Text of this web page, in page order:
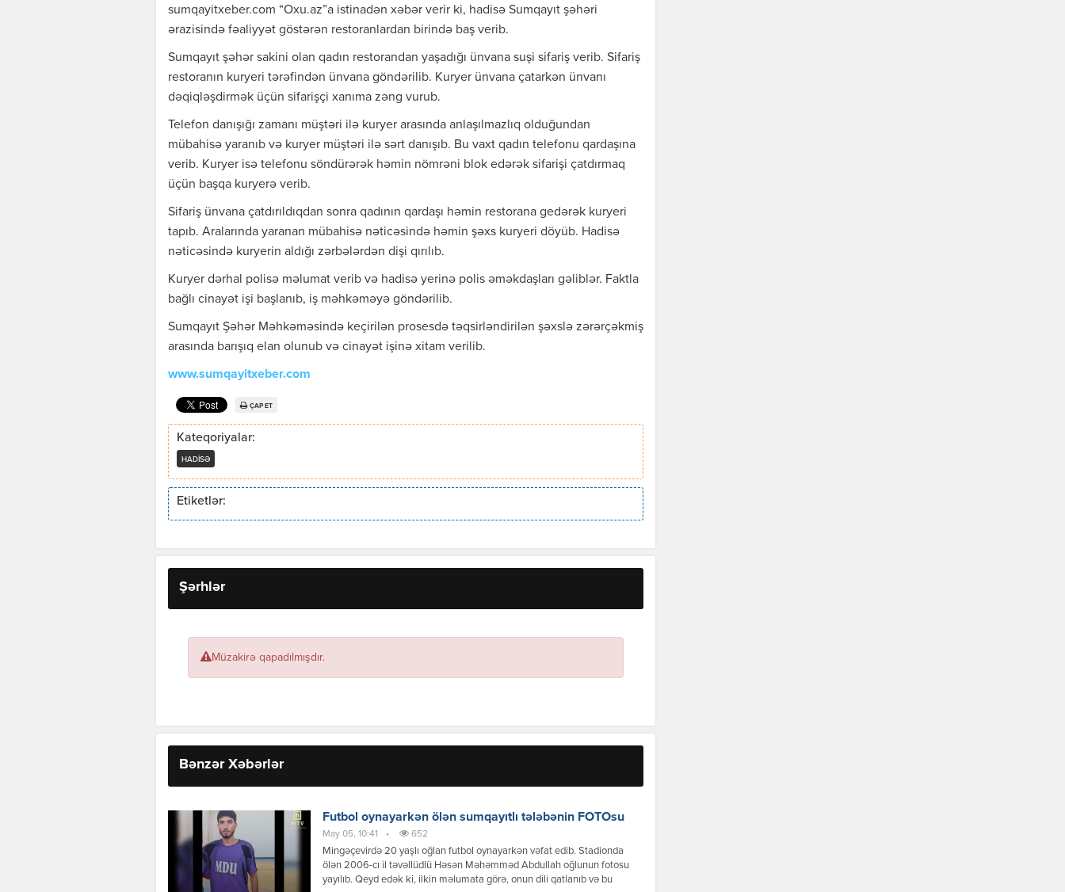
sumqayitxeber.com “Oxu.az”a istinadən xəbər verir ki, hadisə Sumqayıt şəhəri
ərazisində fəaliyyət göstərən restoranlardan birində baş verib.
Sumqayıt şəhər sakini olan qadın restorandan yaşadığı ünvana suşi sifariş verib. Sifariş
restoranın kuryeri tərəfindən ünvana göndərilib. Kuryer ünvana çatarkən ünvanı
dəqiqləşdirmək üçün sifarişçi xanıma zəng vurub.
Telefon danışığı zamanı müştəri ilə kuryer arasında anlaşılmazlıq olduğundan
mübahisə yaranıb və kuryer müştəri ilə sərt danışıb. Bu vaxt qadın telefonu qardaşına
verib. Kuryer isə telefonu söndürərək həmin nömrəni blok edərək sifarişi çatdırmaq
üçün başqa kuryerə verib.
Sifariş ünvana çatdırıldıqdan sonra qadının qardaşı həmin restorana gedərək kuryeri
tapıb. Aralarında yaranan mübahisə nəticəsində həmin şəxs kuryeri döyüb. Hadisə
nəticəsində kuryerin aldığı zərbələrdən dişi qırılıb.
Kuryer dərhal polisə məlumat verib və hadisə yerinə polis əməkdaşları gəliblər. Faktla
bağlı cinayət işi başlanıb, iş məhkəməyə göndərilib.
Sumqayıt Şəhər Məhkəməsində keçirilən prosesdə təqsirləndirilən şəxslə zərərçəkmiş
arasında barışıq elan olunub və cinayət işinə xitam verilib.
www.sumqayitxeber.com
ÇAP ET
Kateqoriyalar:
HADISƏ
Etiketlər:
Şərhlər
Müzakirə qapadılmışdır.
Bənzər Xəbərlər
Futbol oynayarkən ölən sumqayıtlı tələbənin FOTOsu
May 05, 10:41 • 652
Mingəçevirdə 20 yaşlı oğlan futbol oynayarkən vəfat edib. Stadionda
ölən 2006-cı il təvəllüdlü Həsən Məhəmməd Abdullah oğlunun fotosu
yayılıb. Qeyd edək ki, ilkin məlumata görə, onun dili qatlanıb və bu